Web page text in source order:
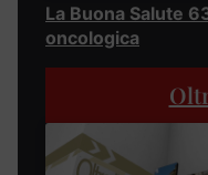
La Buona Salute
oncologica